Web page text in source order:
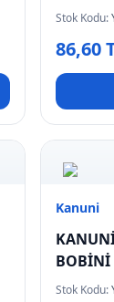
Stok Kodu:
86,60
Kanuni
BOBİNİ
Stok Kodu: